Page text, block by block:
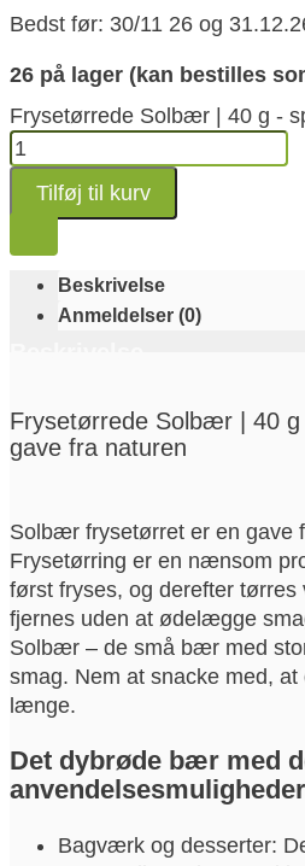
Bedst før: 30/11 26 og
26 på lager (kan bestilles
Frysetørrede Solbær | 40 g -
Tilføj til kurv
Beskrivelse
Anmeldelser (0)
Frysetørrede Solbær | 40
gave fra naturen
Solbær frysetørret er en gave
Frysetørring er en nænsom
først fryses, og derefter tørres
fjernes uden at ødelægge
Solbær – de små bær med
smag. Nem at snacke med,
længe.
Det dybrøde bær med
Bagværk og desserter: